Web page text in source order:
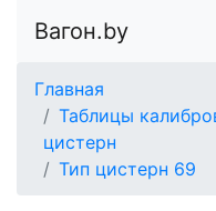
Вагон.by
Главная
Таблицы
цистерн
Тип цистерн 69